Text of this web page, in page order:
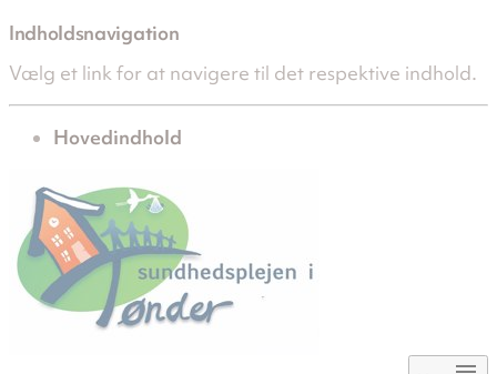
Indholdsnavigation
Vælg et link for at navigere til det respektive indhold.
gå til
Hovedindhold